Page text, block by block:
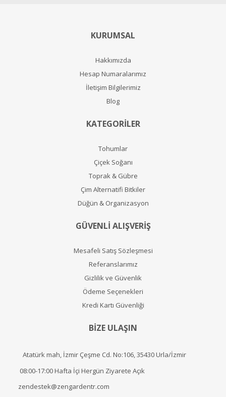
KURUMSAL
Hakkımızda
Hesap Numaralarımız
İletişim Bilgilerimiz
Blog
KATEGORİLER
Tohumlar
Çiçek Soğanı
Toprak & Gübre
Çim Alternatifi Bitkiler
Düğün & Organizasyon
GÜVENLİ ALIŞVERİŞ
Mesafeli Satış Sözleşmesi
Referanslarımız
Gizlilik ve Güvenlik
Ödeme Seçenekleri
Kredi Kartı Güvenliği
BİZE ULAŞIN
Atatürk mah, İzmir Çeşme Cd. No:106, 35430 Urla/İzmir
08:00-17:00 Hafta İçi Hergün Ziyarete Açık
zendestek@zengardentr.com